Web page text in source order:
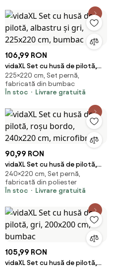
106,99 RON
vidaXL Set cu husă de pilotă,
albastru și gri, 225x220 cm,
bumbac
225×220 cm, Set pernă,
fabricată din bumbac
În stoc
Livrare gratuită
90,99 RON
vidaXL Set cu husă de pilotă,
roșu bordo, 240x220 cm,
microfibră
240×220 cm, Set pernă,
fabricată din poliester
În stoc
Livrare gratuită
105,99 RON
vidaXL Set cu husă de pilotă,